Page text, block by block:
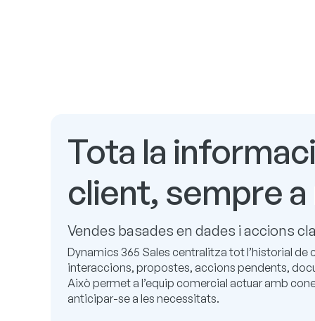
Tota la
client, sempre a
Vendes basades en dades i accions
Dynamics 365 Sales centralitza tot l’historial de
interaccions, propostes, accions pendents,
Això permet a l’equip comercial actuar amb
anticipar-se a les necessitats.